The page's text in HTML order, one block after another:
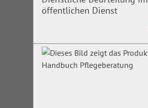
öffentlichen Dienst